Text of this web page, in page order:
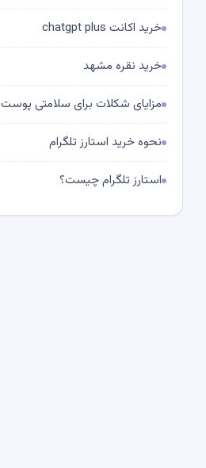
خرید اکانت chatgpt plus
خرید نقره مشهد
مزایای شکلات برای سلامتی پوست
نحوه خرید استارز تلگرام
استارز تلگرام چیست؟